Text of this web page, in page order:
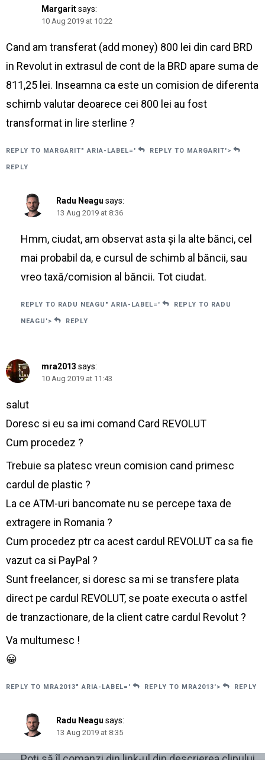
Margaritsays:
10 Aug 2019 at 10:22
Cand am transferat (add money) 800 lei din card BRD
in Revolut in extrasul de cont de la BRD apare suma de
811,25 lei. Inseamna ca este un comision de diferenta
schimb valutar deoarece cei 800 lei au fost
transformat in lire sterline ?
REPLY TO MARGARIT" ARIA-LABEL=' REPLY TO MARGARIT'>
REPLY
Radu Neagu says:
13 Aug 2019 at 8:36
Hmm, ciudat, am observat asta și la alte bănci, cel
mai probabil da, e cursul de schimb al băncii, sau
vreo taxă/comision al băncii. Tot ciudat.
REPLY TO RADU NEAGU" ARIA-LABEL=' REPLY TO RADU
NEAGU'> REPLY
mra2013 says:
10 Aug 2019 at 11:43
salut
Doresc si eu sa imi comand Card REVOLUT
Cum procedez ?
Trebuie sa platesc vreun comision cand primesc
cardul de plastic ?
La ce ATM-uri bancomate nu se percepe taxa de
extragere in Romania ?
Cum procedez ptr ca acest cardul REVOLUT ca sa fie
vazut ca si PayPal ?
Sunt freelancer, si doresc sa mi se transfere plata
direct pe cardul REVOLUT, se poate executa o astfel
de tranzactionare, de la client catre cardul Revolut ?
Va multumesc !
😀
REPLY TO MRA2013" ARIA-LABEL=' REPLY TO MRA2013'> REPLY
Radu Neagu says:
13 Aug 2019 at 8:35